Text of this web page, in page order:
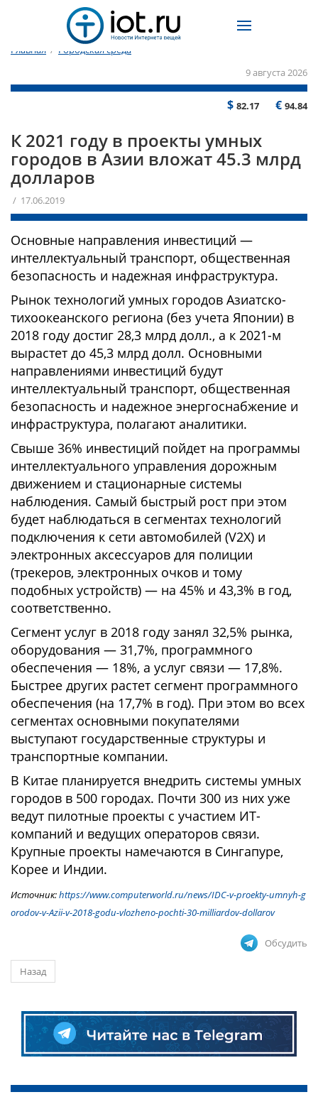
Главная / Городская среда
9 августа 2026
$ 82.17 € 94.84
К 2021 году в проекты умных
городов в Азии вложат 45.3 млрд
долларов
/ 17.06.2019
Основные направления инвестиций —
интеллектуальный транспорт, общественная
безопасность и надежная инфраструктура.
Рынок технологий умных городов Азиатско-
тихоокеанского региона (без учета Японии) в
2018 году достиг 28,3 млрд долл., а к 2021-м
вырастет до 45,3 млрд долл. Основными
направлениями инвестиций будут
интеллектуальный транспорт, общественная
безопасность и надежное энергоснабжение и
инфраструктура, полагают аналитики.
Свыше 36% инвестиций пойдет на программы
интеллектуального управления дорожным
движением и стационарные системы
наблюдения. Самый быстрый рост при этом
будет наблюдаться в сегментах технологий
подключения к сети автомобилей (V2X) и
электронных аксессуаров для полиции
(трекеров, электронных очков и тому
подобных устройств) — на 45% и 43,3% в год,
соответственно.
Сегмент услуг в 2018 году занял 32,5% рынка,
оборудования — 31,7%, программного
обеспечения — 18%, а услуг связи — 17,8%.
Быстрее других растет сегмент программного
обеспечения (на 17,7% в год). При этом во всех
сегментах основными покупателями
выступают государственные структуры и
транспортные компании.
В Китае планируется внедрить системы умных
городов в 500 городах. Почти 300 из них уже
ведут пилотные проекты с участием ИТ-
компаний и ведущих операторов связи.
Крупные проекты намечаются в Сингапуре,
Корее и Индии.
Источник:https://www.computerworld.ru/news/IDC-v-proekty-umnyh-g
orodov-v-Azii-v-2018-godu-vlozheno-pochti-30-milliardov-dollarov
Обсудить
Назад